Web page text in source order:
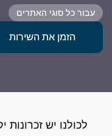
עבור כל סוגי האתרים
הזמן את השירות
לכולנו יש